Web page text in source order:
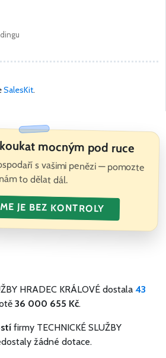
SalesKit.
mocným pod ruce
s vašimi penězi — pomozte
nám to dělat dál.
JE BEZ KONTROLY
HRADEC KRÁLOVÉ dostala 43
36 000 655 Kč.
firmy TECHNICKÉ SLUŽBY
žádné dotace.